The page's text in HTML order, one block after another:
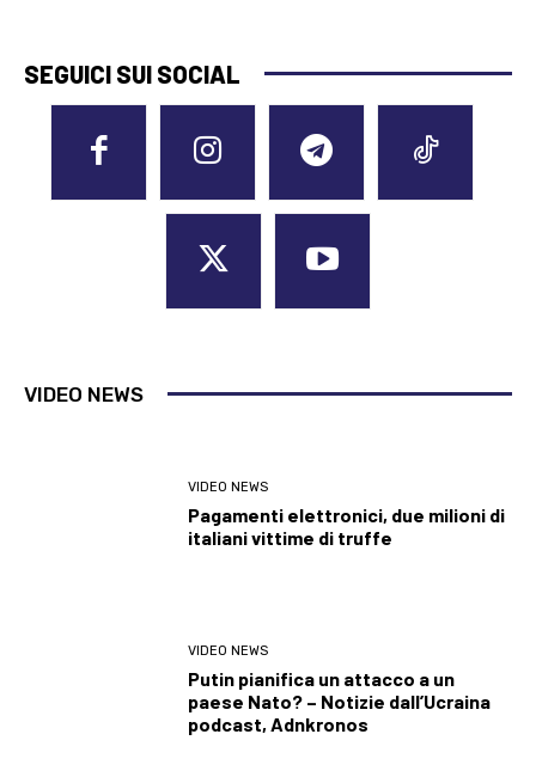
SEGUICI SUI SOCIAL
VIDEO NEWS
VIDEO NEWS
Pagamenti elettronici, due milioni di
italiani vittime di truffe
VIDEO NEWS
Putin pianifica un attacco a un
paese Nato? – Notizie dall’Ucraina
podcast, Adnkronos